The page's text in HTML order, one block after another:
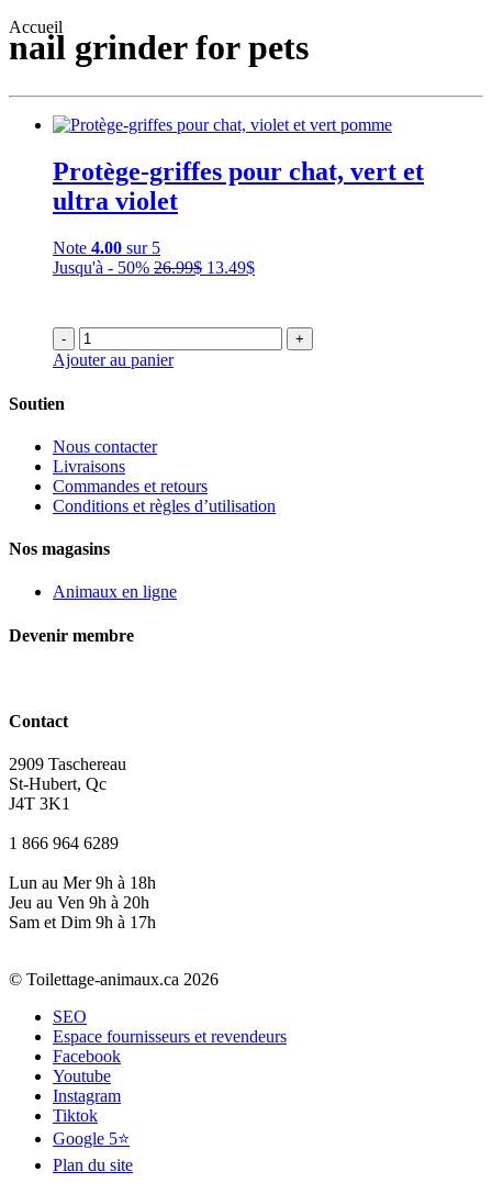
Accueil
nail grinder for pets
Protège-griffes pour chat, vert et
ultra violet
Note 4.00 sur 5
Jusqu'à - 50% 26.99$ Le
était :
26.99$.
13.49$Le
est :
13.49$.
- +
Ajouter au panier
Soutien
Nous contacter
Livraisons
Commandes et retours
Conditions et règles d’utilisation
Nos magasins
Animaux en ligne
Devenir membre
Contact
2909 Taschereau
St-Hubert, Qc
J4T 3K1
1 866 964 6289
Lun au Mer 9h à 18h
Jeu au Ven 9h à 20h
Sam et Dim 9h à 17h
© Toilettage-animaux.ca 2026
SEO
Espace fournisseurs et revendeurs
Facebook
Youtube
Instagram
Tiktok
Google 5⭐
Plan du site